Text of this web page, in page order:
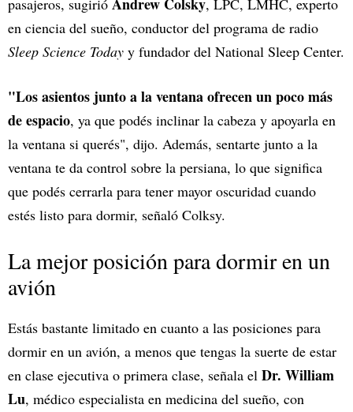
pasajeros, sugirió
, LPC, LMHC, experto
en ciencia del sueño, conductor del programa de radio
Sleep Science Today y fundador del National Sleep Center.
"Los asientos junto a la ventana ofrecen un poco más
de espacio, ya que podés inclinar la cabeza y apoyarla en
la ventana si querés", dijo. Además, sentarte junto a la
ventana te da control sobre la persiana, lo que significa
que podés cerrarla para tener mayor oscuridad cuando
estés listo para dormir, señaló Colksy.
La mejor posición para dormir en un
avión
Estás bastante limitado en cuanto a las posiciones para
dormir en un avión, a menos que tengas la suerte de estar
en clase ejecutiva o primera clase, señala el Dr. William
Lu, médico especialista en medicina del sueño, con